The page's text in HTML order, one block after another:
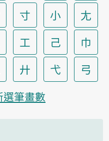
寸 小
尢
工 己
巾
廾 弋
弓
選筆畫數